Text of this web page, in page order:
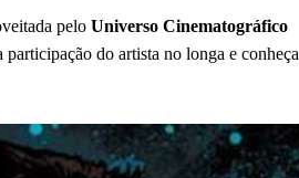
pelo Universo Cinematográfico
participação do artista no longa e conheça